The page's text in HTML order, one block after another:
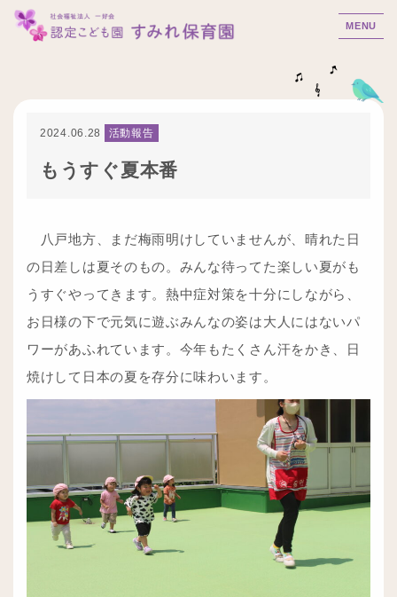
MENU
2024.06.28 活動報告
もうすぐ夏本番
八戸地方、まだ梅雨明けしていませんが、晴れた日
の日差しは夏そのもの。みんな待ってた楽しい夏がも
うすぐやってきます。熱中症対策を十分にしながら、
お日様の下で元気に遊ぶみんなの姿は大人にはないパ
ワーがあふれています。今年もたくさん汗をかき、日
焼けして日本の夏を存分に味わいます。